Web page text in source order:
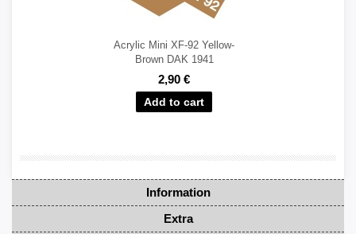
Acrylic Mini XF-92 Yellow-
Brown DAK 1941
2,90 €
Information
Extra